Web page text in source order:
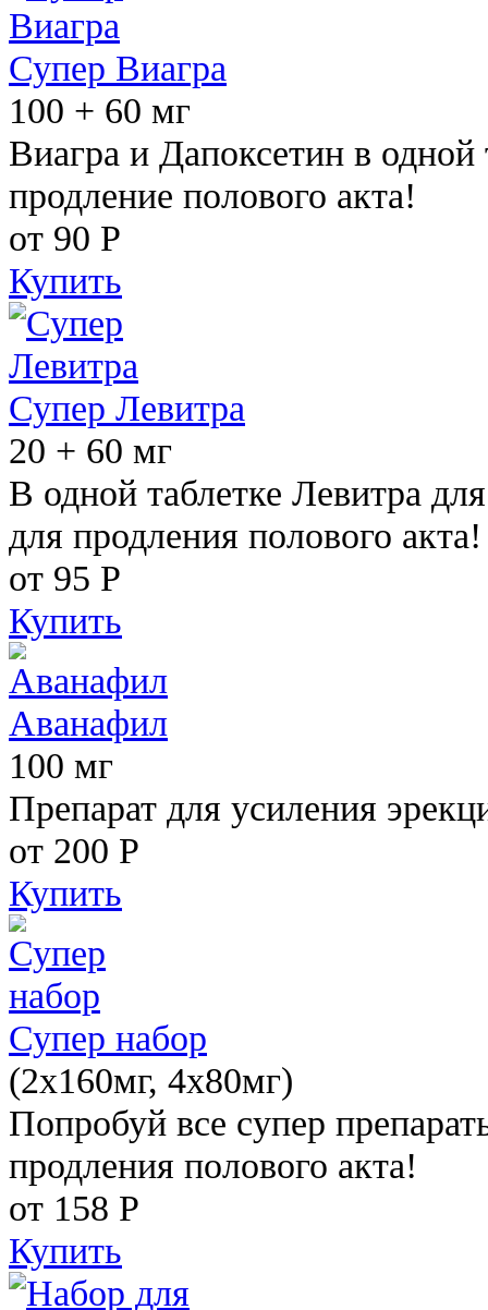
Супер Виагра
100 + 60 мг
Виагра и Дапоксетин в одной
продление полового акта!
от 90 Р
Купить
Супер Левитра
20 + 60 мг
В одной таблетке Левитра
для продления полового акта!
от 95 Р
Купить
Аванафил
100 мг
Препарат для усиления
от 200 Р
Купить
Супер набор
(2х160мг, 4х80мг)
Попробуй все супер
продления полового акта!
от 158 Р
Купить